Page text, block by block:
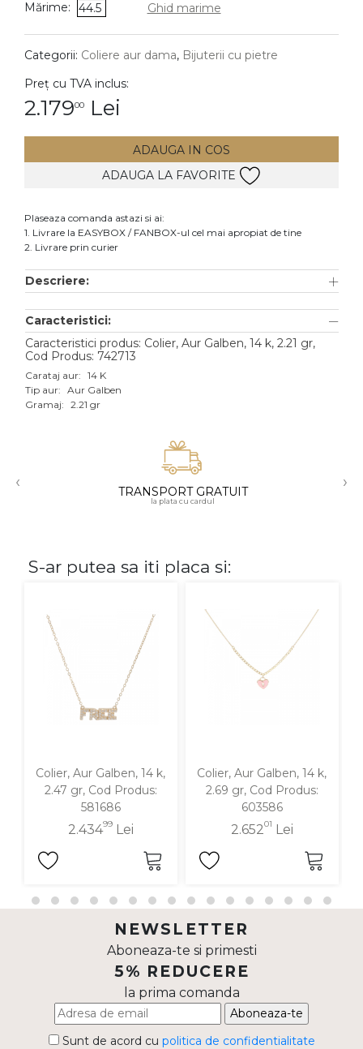
DIAMANTE Vezi toate
Cercei
Accesorii
Aur alb
Aur roz
Aur mixt
18K
Diamante
Mărime: 44.5 Ghid marime
Categorii: Coliere aur dama, Bijuterii cu pietre
Preț cu TVA inclus:
2.17900 Lei
ADAUGA IN COS
ADAUGA LA FAVORITE
Plaseaza comanda astazi si ai:
1. Livrare la EASYBOX / FANBOX-ul cel mai apropiat de tine
2. Livrare prin curier
Descriere:
Caracteristici:
Caracteristici produs: Colier, Aur Galben, 14 k, 2.21 gr,
Cod Produs: 742713
Carataj aur: 14 K
Tip aur: Aur Galben
Gramaj: 2.21 gr
‹ TRANSPORT GRATUIT
la plata cu cardul
›
S-ar putea sa iti placa si:
Colier, Aur Galben, 14 k,
2.47 gr, Cod Produs:
581686
2.43499Lei
Colier, Aur Galben, 14 k,
2.69 gr, Cod Produs:
603586
2.65201 Lei
NEWSLETTER
Aboneaza-te si primesti
5% REDUCERE
la prima comanda
Aboneaza-te
Sunt de acord cu politica de confidentialitate